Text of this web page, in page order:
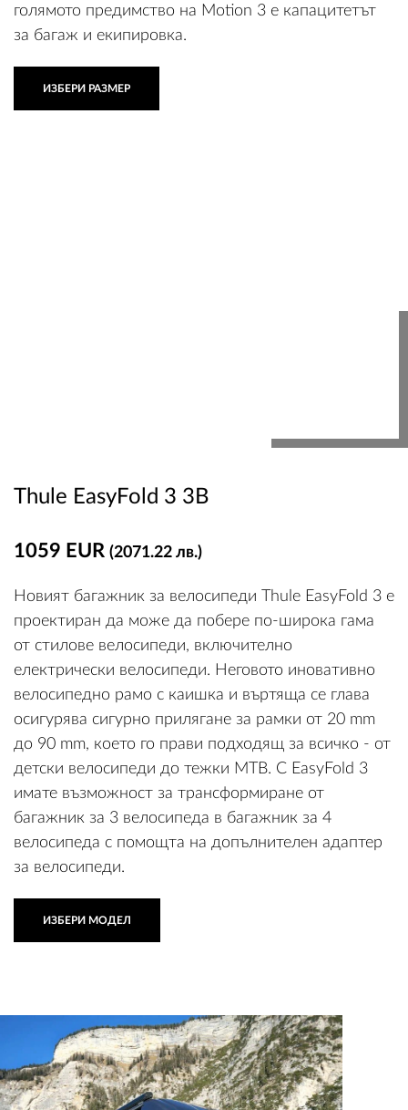
голямото предимство на Motion 3 е капацитетът
за багаж и екипировка.
ИЗБЕРИ РАЗМЕР
Thule EasyFold 3 3B
1059 EUR (2071.22 лв.)
Новият багажник за велосипеди Thule EasyFold 3 е
проектиран да може да побере по-широка гама
от стилове велосипеди, включително
електрически велосипеди. Неговото иновативно
велосипедно рамо с каишка и въртяща се глава
осигурява сигурно прилягане за рамки от 20 mm
до 90 mm, което го прави подходящ за всичко - от
детски велосипеди до тежки MTB. С EasyFold 3
имате възможност за трансформиране от
багажник за 3 велосипеда в багажник за 4
велосипеда с помощта на допълнителен адаптер
за велосипеди.
ИЗБЕРИ МОДЕЛ